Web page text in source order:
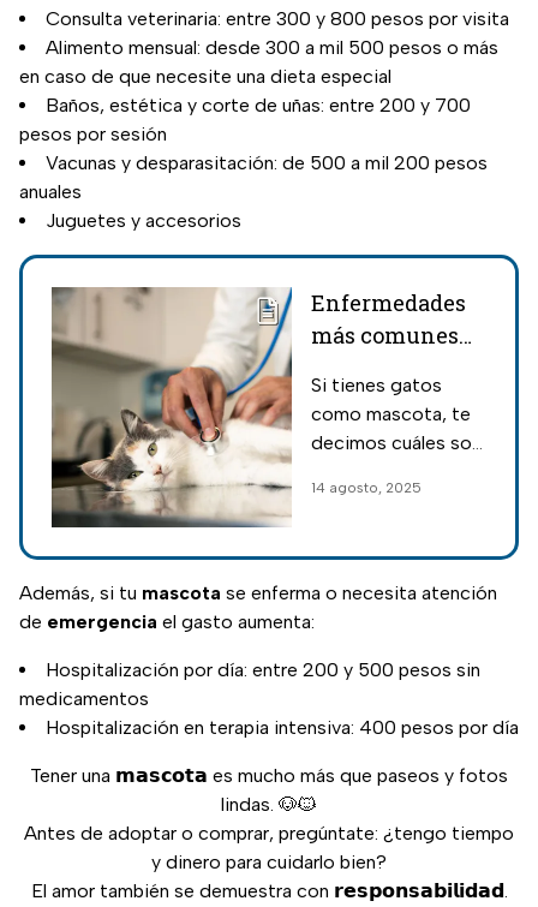
Consulta veterinaria: entre 300 y 800 pesos por visita
Alimento mensual: desde 300 a mil 500 pesos o más
en caso de que necesite una dieta especial
Baños, estética y corte de uñas: entre 200 y 700
pesos por sesión
Vacunas y desparasitación: de 500 a mil 200 pesos
anuales
Juguetes y accesorios
Enfermedades
más comunes
cómo
detectarlas
Si tienes gatos
como mascota, te
decimos cuáles son
más comunes y
recomendaciones
para detectarlas a
tiempo.
14 agosto, 2025
Además, si tu mascota se enferma o necesita atención
de emergencia el gasto aumenta:
Hospitalización por día: entre 200 y 500 pesos sin
medicamentos
Hospitalización en terapia intensiva: 400 pesos por día
Tener una 𝗺𝗮𝘀𝗰𝗼𝘁𝗮 es mucho más que paseos y fotos
lindas. 🐶🐱
Antes de adoptar o comprar, pregúntate: ¿tengo tiempo
y dinero para cuidarlo bien?
El amor también se demuestra con 𝗿𝗲𝘀𝗽𝗼𝗻𝘀𝗮𝗯𝗶𝗹𝗶𝗱𝗮𝗱.